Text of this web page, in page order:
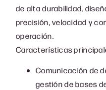
de alta durabilidad,
precisión, velocidad y
operación.
Características
Comunicación de
gestión de bases